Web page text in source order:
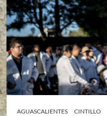
AGUASCALIENTES CINTILLO